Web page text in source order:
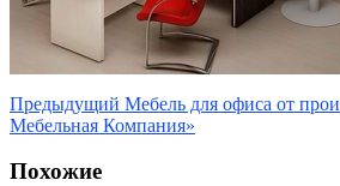
Предыдущий Мебель для офиса от
Мебельная Компания»
Похожие